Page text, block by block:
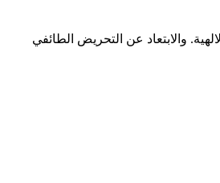
والابتعاد عن التحريض الطائفي